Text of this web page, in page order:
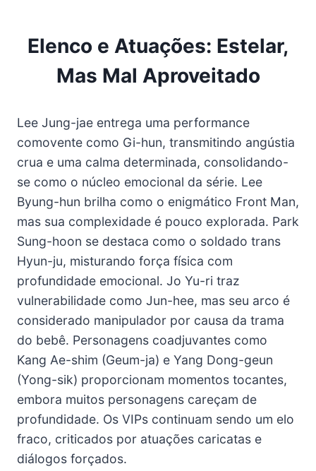
Elenco e Atuações: Estelar,
Mas Mal Aproveitado
Lee Jung-jae entrega uma performance
comovente como Gi-hun, transmitindo angústia
crua e uma calma determinada, consolidando-
se como o núcleo emocional da série. Lee
Byung-hun brilha como o enigmático Front Man,
mas sua complexidade é pouco explorada. Park
Sung-hoon se destaca como o soldado trans
Hyun-ju, misturando força física com
profundidade emocional. Jo Yu-ri traz
vulnerabilidade como Jun-hee, mas seu arco é
considerado manipulador por causa da trama
do bebê. Personagens coadjuvantes como
Kang Ae-shim (Geum-ja) e Yang Dong-geun
(Yong-sik) proporcionam momentos tocantes,
embora muitos personagens careçam de
profundidade. Os VIPs continuam sendo um elo
fraco, criticados por atuações caricatas e
diálogos forçados.